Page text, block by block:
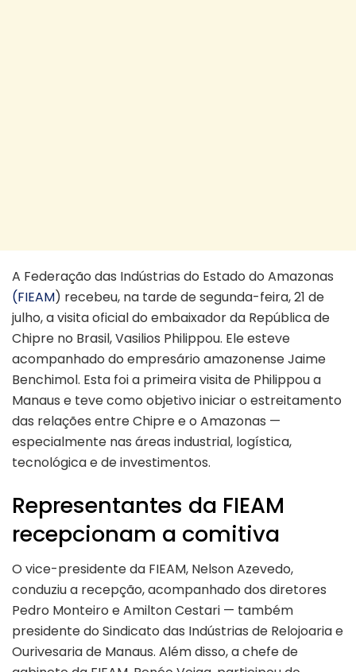
A Federação das Indústrias do Estado do Amazonas
(FIEAM) recebeu, na tarde de segunda-feira, 21 de
julho, a visita oficial do embaixador da República de
Chipre no Brasil, Vasilios Philippou. Ele esteve
acompanhado do empresário amazonense Jaime
Benchimol. Esta foi a primeira visita de Philippou a
Manaus e teve como objetivo iniciar o estreitamento
das relações entre Chipre e o Amazonas —
especialmente nas áreas industrial, logística,
tecnológica e de investimentos.
Representantes da FIEAM
recepcionam a comitiva
O vice-presidente da FIEAM, Nelson Azevedo,
conduziu a recepção, acompanhado dos diretores
Pedro Monteiro e Amilton Cestari — também
presidente do Sindicato das Indústrias de Relojoaria e
Ourivesaria de Manaus. Além disso, a chefe de